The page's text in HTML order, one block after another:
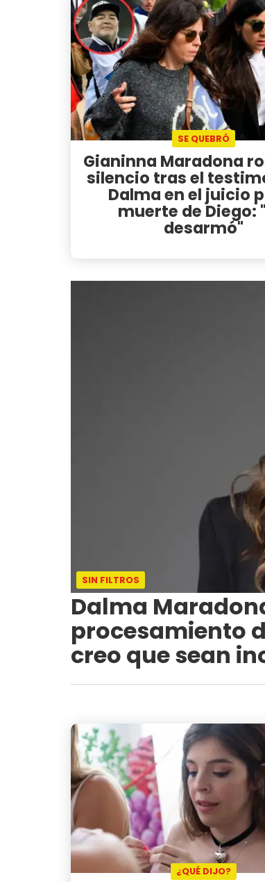
SE QUEBRÓ
Gianinna Maradona
silencio tras el
Dalma en el juicio
muerte de Diego:
desarmó"
SIN FILTROS
Dalma
procesamiento
creo que sean
¿QUÉ DIJO?